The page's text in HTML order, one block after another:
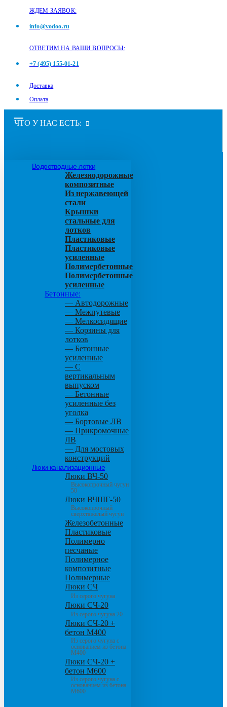
ЖДЕМ ЗАЯВОК:
info@vodoo.ru
ОТВЕТИМ НА ВАШИ ВОПРОСЫ:
+7 (495) 155-01-21
Доставка
Оплата
ЧТО У НАС ЕСТЬ:
Водоотводные лотки
Железнодорожные
композитные
Из нержавеющей
стали
Крышки
стальные для
лотков
Пластиковые
Пластиковые
усиленные
Полимербетонные
Полимербетонные
усиленные
Бетонные:
— Автодорожные
— Межпутевые
— Мелкосидящие
— Корзины для
лотков
— Бетонные
усиленные
— С
вертикальным
выпуском
— Бетонные
усиленные без
уголка
— Бортовые ЛВ
— Прикромочные
ЛВ
— Для мостовых
конструкций
Люки канализационные
Люки ВЧ-50
Высокопрочный чугун
50
Люки ВЧШГ-50
Высокопрочный
сверхтяжелый чугун
Железобетонные
Пластиковые
Полимерно
песчаные
Полимерное
композитные
Полимерные
Люки СЧ
Из серого чугуна
Люки СЧ-20
Из серого чугуна 20
Люки СЧ-20 +
бетон М400
Из серого чугуна с
основанием из бетона
М400
Люки СЧ-20 +
бетон М600
Из серого чугуна с
основанием из бетона
М600